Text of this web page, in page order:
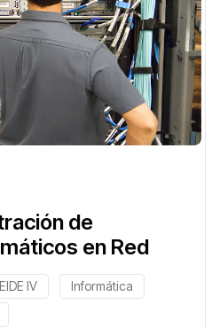
de
en Red
IV
Informática